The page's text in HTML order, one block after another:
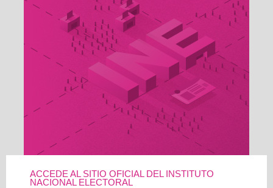
ACCEDE AL SITIO OFICIAL DEL INSTITUTO
NACIONAL ELECTORAL